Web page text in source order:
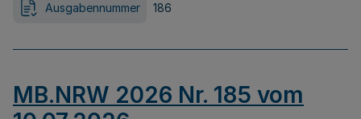
Ausgabennummer 186
MB.NRW 2026 Nr. 185 vom